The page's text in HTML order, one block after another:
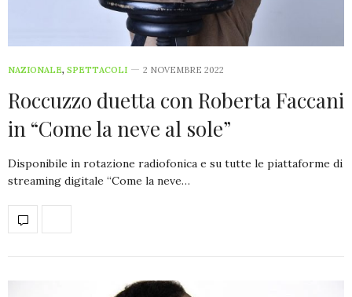
NAZIONALE, SPETTACOLI 2 NOVEMBRE 2022
Roccuzzo duetta con Roberta Faccani
in “Come la neve al sole”
Disponibile in rotazione radiofonica e su tutte le piattaforme di
streaming digitale “Come la neve…